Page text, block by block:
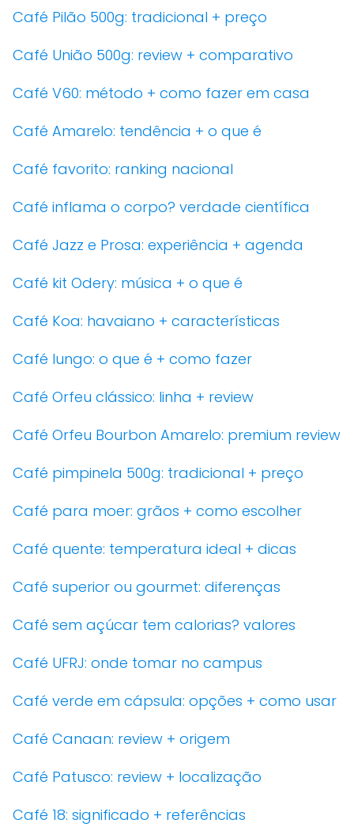
Café Pilão 500g: tradicional + preço
Café União 500g: review + comparativo
Café V60: método + como fazer em casa
Café Amarelo: tendência + o que é
Café favorito: ranking nacional
Café inflama o corpo? verdade científica
Café Jazz e Prosa: experiência + agenda
Café kit Odery: música + o que é
Café Koa: havaiano + características
Café lungo: o que é + como fazer
Café Orfeu clássico: linha + review
Café Orfeu Bourbon Amarelo: premium review
Café pimpinela 500g: tradicional + preço
Café para moer: grãos + como escolher
Café quente: temperatura ideal + dicas
Café superior ou gourmet: diferenças
Café sem açúcar tem calorias? valores
Café UFRJ: onde tomar no campus
Café verde em cápsula: opções + como usar
Café Canaan: review + origem
Café Patusco: review + localização
Café 18: significado + referências